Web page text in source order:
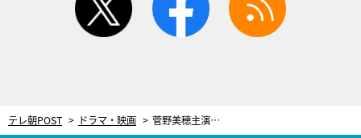
テレ朝POST ドラマ・映画 菅野美穂主演『ゆりあ先生の赤い糸』制作会見を開催！錚々たる実力派俳優10人が集結